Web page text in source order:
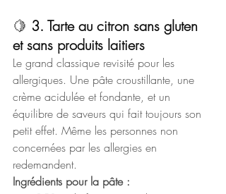
🍋 3. Tarte au citron sans gluten
et sans produits laitiers
Le grand classique revisité pour les
allergiques. Une pâte croustillante, une
crème acidulée et fondante, et un
équilibre de saveurs qui fait toujours son
petit effet. Même les personnes non
concernées par les allergies en
redemandent.
Ingrédients pour la pâte :